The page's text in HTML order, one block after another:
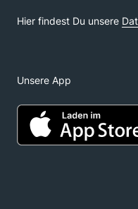
Unsere App